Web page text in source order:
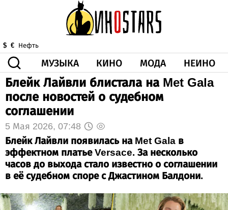
$ € Нефть
МУЗЫКА КИНО МОДА НЕИНО
ЗДОРОВЬЕ КОРОНА ИСКУССТВО
ВИДЕО
Блейк Лайвли блистала на Met Gala
после новостей о судебном
соглашении
5 Мая 2026, 07:48
Блейк Лайвли появилась на Met Gala в
эффектном платье Versace. За несколько
часов до выхода стало известно о соглашении
в её судебном споре с Джастином Балдони.